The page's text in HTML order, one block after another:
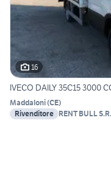
16
IVECO DAILY 35C15 3000
Maddaloni(CE)
Rivenditore RENT BULL